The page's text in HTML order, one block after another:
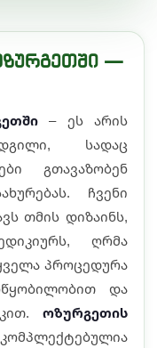
—
– ეს არის
სადაც
გთავაზობენ
ჩვენი
თმის დიზაინს,
ღრმა
პროცედურა
და
ოზურგეთის